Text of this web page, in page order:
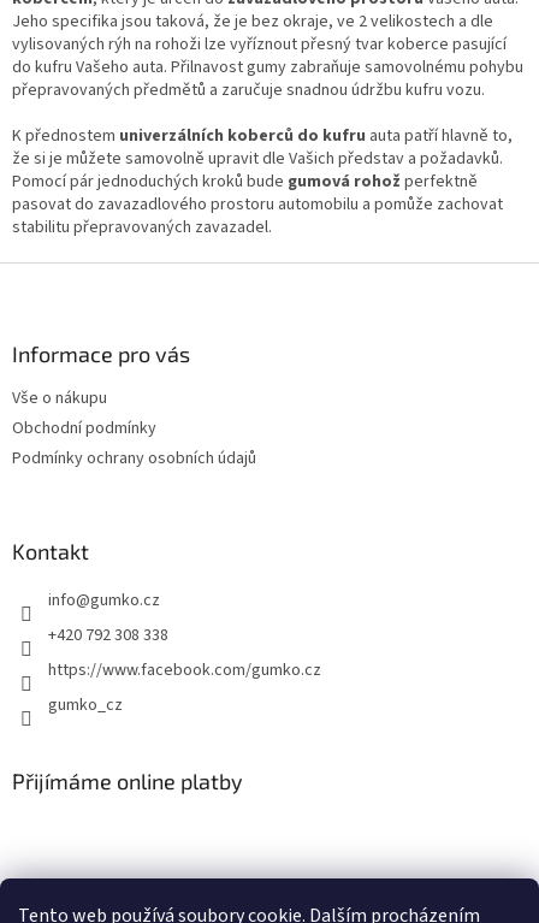
Tento web používá soubory cookie. Dalším procházením
d
a
c
í
r
v
k
y
v
p
Jeho specifika jsou taková, že je bez okraje, ve 2 velikostech a dle
vylisovaných rýh na rohoži lze vyříznout přesný tvar koberce pasující
do kufru Vašeho auta. Přilnavost gumy zabraňuje samovolnému pohybu
přepravovaných předmětů a zaručuje snadnou údržbu kufru vozu.
K přednostem univerzálních koberců do kufru auta patří hlavně to,
že si je můžete samovolně upravit dle Vašich představ a požadavků.
Pomocí pár jednoduchých kroků bude gumová rohož perfektně
pasovat do zavazadlového prostoru automobilu a pomůže zachovat
stabilitu přepravovaných zavazadel.
Informace pro vás
Vše o nákupu
Obchodní podmínky
Podmínky ochrany osobních údajů
Kontakt
info@gumko.cz
+420 792 308 338
https://www.facebook.com/gumko.cz
gumko_cz
Přijímáme online platby